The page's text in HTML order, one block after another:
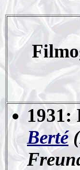
1931:
Berté